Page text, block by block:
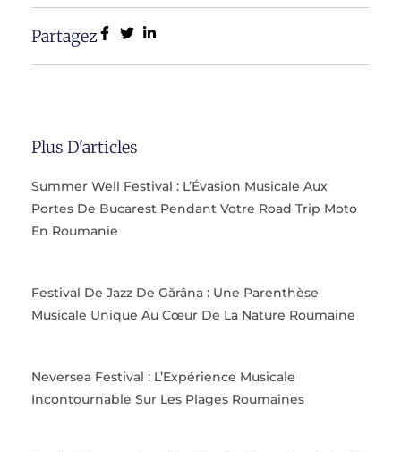
Partagez
Plus D'articles
Summer Well Festival : L’Évasion Musicale Aux
Portes De Bucarest Pendant Votre Road Trip Moto
En Roumanie
Festival De Jazz De Gărâna : Une Parenthèse
Musicale Unique Au Cœur De La Nature Roumaine
Neversea Festival : L’Expérience Musicale
Incontournable Sur Les Plages Roumaines